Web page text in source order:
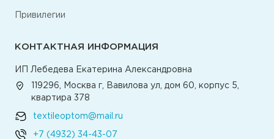
Привилегии
КОНТАКТНАЯ ИНФОРМАЦИЯ
ИП Лебедева Екатерина Александровна
119296, Москва г, Вавилова ул, дом 60, корпус 5,
квартира 378
textileoptom@mail.ru
+7 (4932) 34-43-07